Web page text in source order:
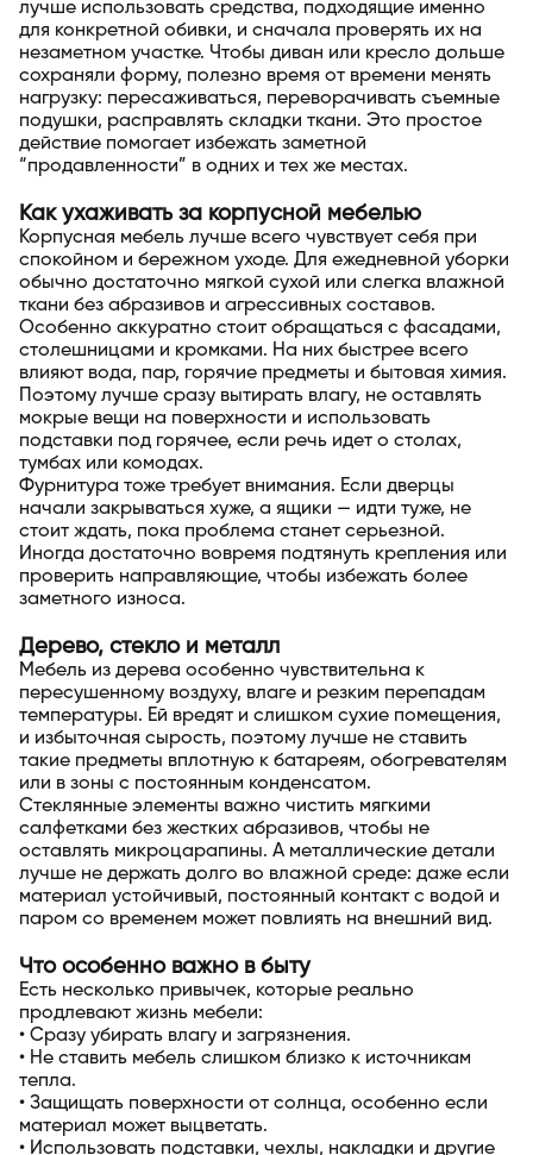
лучше использовать средства, подходящие именно
для конкретной обивки, и сначала проверять их на
незаметном участке. Чтобы диван или кресло дольше
сохраняли форму, полезно время от времени менять
нагрузку: пересаживаться, переворачивать съемные
подушки, расправлять складки ткани. Это простое
действие помогает избежать заметной
“продавленности” в одних и тех же местах.
Как ухаживать за корпусной мебелью
Корпусная мебель лучше всего чувствует себя при
спокойном и бережном уходе. Для ежедневной уборки
обычно достаточно мягкой сухой или слегка влажной
ткани без абразивов и агрессивных составов.
Особенно аккуратно стоит обращаться с фасадами,
столешницами и кромками. На них быстрее всего
влияют вода, пар, горячие предметы и бытовая химия.
Поэтому лучше сразу вытирать влагу, не оставлять
мокрые вещи на поверхности и использовать
подставки под горячее, если речь идет о столах,
тумбах или комодах.
Фурнитура тоже требует внимания. Если дверцы
начали закрываться хуже, а ящики — идти туже, не
стоит ждать, пока проблема станет серьезной.
Иногда достаточно вовремя подтянуть крепления или
проверить направляющие, чтобы избежать более
заметного износа.
Дерево, стекло и металл
Мебель из дерева особенно чувствительна к
пересушенному воздуху, влаге и резким перепадам
температуры. Ей вредят и слишком сухие помещения,
и избыточная сырость, поэтому лучше не ставить
такие предметы вплотную к батареям, обогревателям
или в зоны с постоянным конденсатом.
Стеклянные элементы важно чистить мягкими
салфетками без жестких абразивов, чтобы не
оставлять микроцарапины. А металлические детали
лучше не держать долго во влажной среде: даже если
материал устойчивый, постоянный контакт с водой и
паром со временем может повлиять на внешний вид.
Что особенно важно в быту
Есть несколько привычек, которые реально
продлевают жизнь мебели:
• Сразу убирать влагу и загрязнения.
• Не ставить мебель слишком близко к источникам
тепла.
• Защищать поверхности от солнца, особенно если
материал может выцветать.
• Использовать подставки, чехлы, накладки и другие